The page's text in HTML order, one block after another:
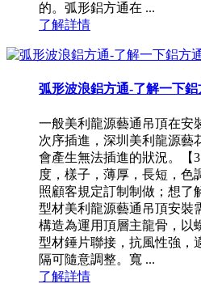
的。弧形鋁方通在 ...
了解詳情
弧形波浪鋁方通-了解一下鋁
一般美利龍源藝通吊頂在安
次序插進，深圳美利龍源藝
會產生無法插進的狀況。【
度，樣子，薄厚，長短，色
照顧客規定訂制制做；想了
型材美利龍源藝通吊頂安裝
構造為運用頂層主龍骨，以
型材錘片聯接，抗風性強，
隔可隨意調整。寬 ...
了解詳情